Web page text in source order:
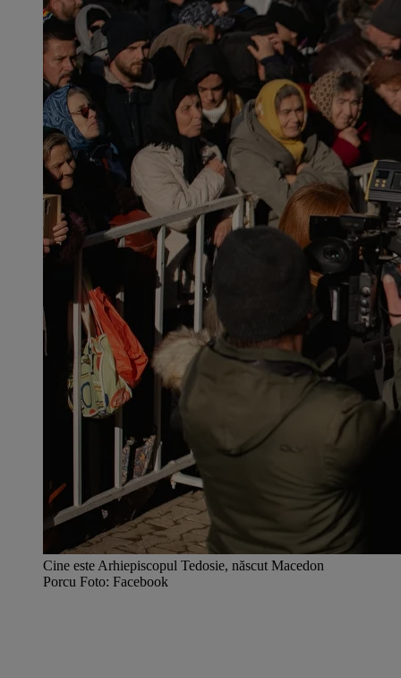
Cine este Arhiepiscopul Tedosie, născut Macedon
Porcu Foto: Facebook